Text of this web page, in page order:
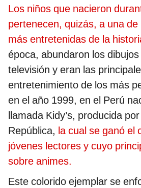
Los niños que nacieron
pertenecen, quizás, a una
más entretenidas de la
época, abundaron los
televisión y eran las
entretenimiento de los más
en el año 1999, en el Perú
llamada Kidy’s, producida
República, la cual se ganó el
jóvenes lectores y cuyo
sobre animes.
Este colorido ejemplar se